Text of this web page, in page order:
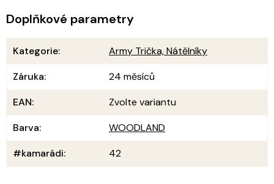
Doplňkové parametry
Kategorie:
Army Trička, Nátělníky
Záruka:
24 měsíců
EAN:
Zvolte variantu
Barva:
WOODLAND
#kamarádi: 42